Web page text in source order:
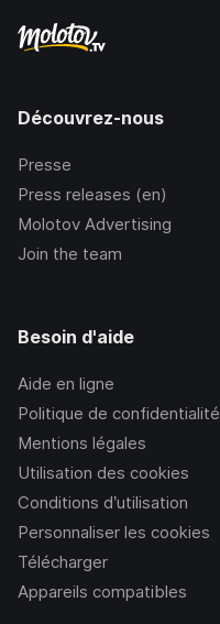
Découvrez-nous
Presse
Press releases (en)
Molotov Advertising
Join the team
Besoin d'aide
Aide en ligne
Politique de confidentialité
Mentions légales
Utilisation des cookies
Conditions d’utilisation
Personnaliser les cookies
Télécharger
Appareils compatibles